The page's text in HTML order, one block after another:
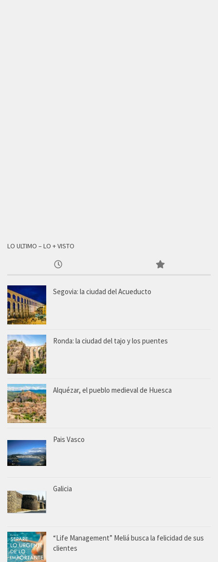
LO ULTIMO – LO + VISTO
Segovia: la ciudad del Acueducto
Ronda: la ciudad del tajo y los puentes
Alquézar, el pueblo medieval de Huesca
Pais Vasco
Galicia
“Life Management” Meliá busca la felicidad de sus
clientes